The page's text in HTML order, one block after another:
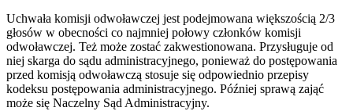
Uchwała komisji odwoławczej jest podejmowana większością 2/3
głosów w obecności co najmniej połowy członków komisji
odwoławczej. Też może zostać zakwestionowana. Przysługuje od
niej skarga do sądu administracyjnego, ponieważ do postępowania
przed komisją odwoławczą stosuje się odpowiednio przepisy
kodeksu postępowania administracyjnego. Później sprawą zająć
może się Naczelny Sąd Administracyjny.